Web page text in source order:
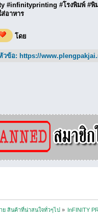
‪#‎infinityprinting‬ ‪#‎โรงพิมพ์‬ ‪#‎พิ
อาหาร‬‬‬‬‬‬‬‬‬‬‬‬‬
โดย
วข้อ: https://
ย สินค้าที่น่าสนใจทั่วๆไป » InFINITY